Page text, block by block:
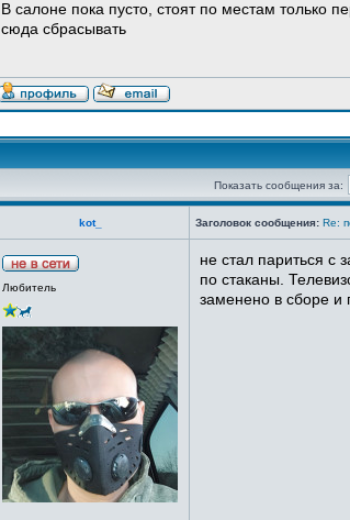
В салоне пока пусто, стоят по местам только
сюда сбрасывать
Показать сообщения за:
kot_ Заголовок сообщения: Re:
Любитель
не стал париться с
по стаканы.
заменено в сборе и